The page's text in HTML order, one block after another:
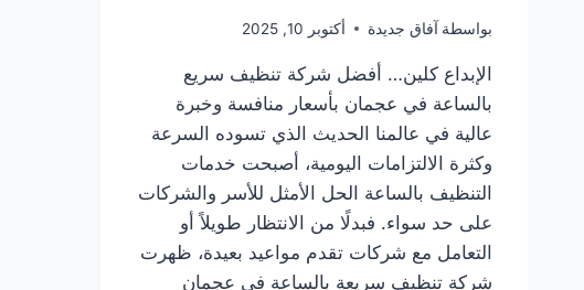
بواسطة آفاق جديدة أكتوبر 10, 2025
الإبداع كلين… أفضل شركة تنظيف سريع
بالساعة في عجمان بأسعار منافسة وخبرة
عالية في عالمنا الحديث الذي تسوده السرعة
وكثرة الالتزامات اليومية، أصبحت خدمات
التنظيف بالساعة الحل الأمثل للأسر والشركات
على حد سواء. فبدلًا من الانتظار طويلاً أو
التعامل مع شركات تقدم مواعيد بعيدة، ظهرت
شركة تنظيف سريعة بالساعة في عجمان